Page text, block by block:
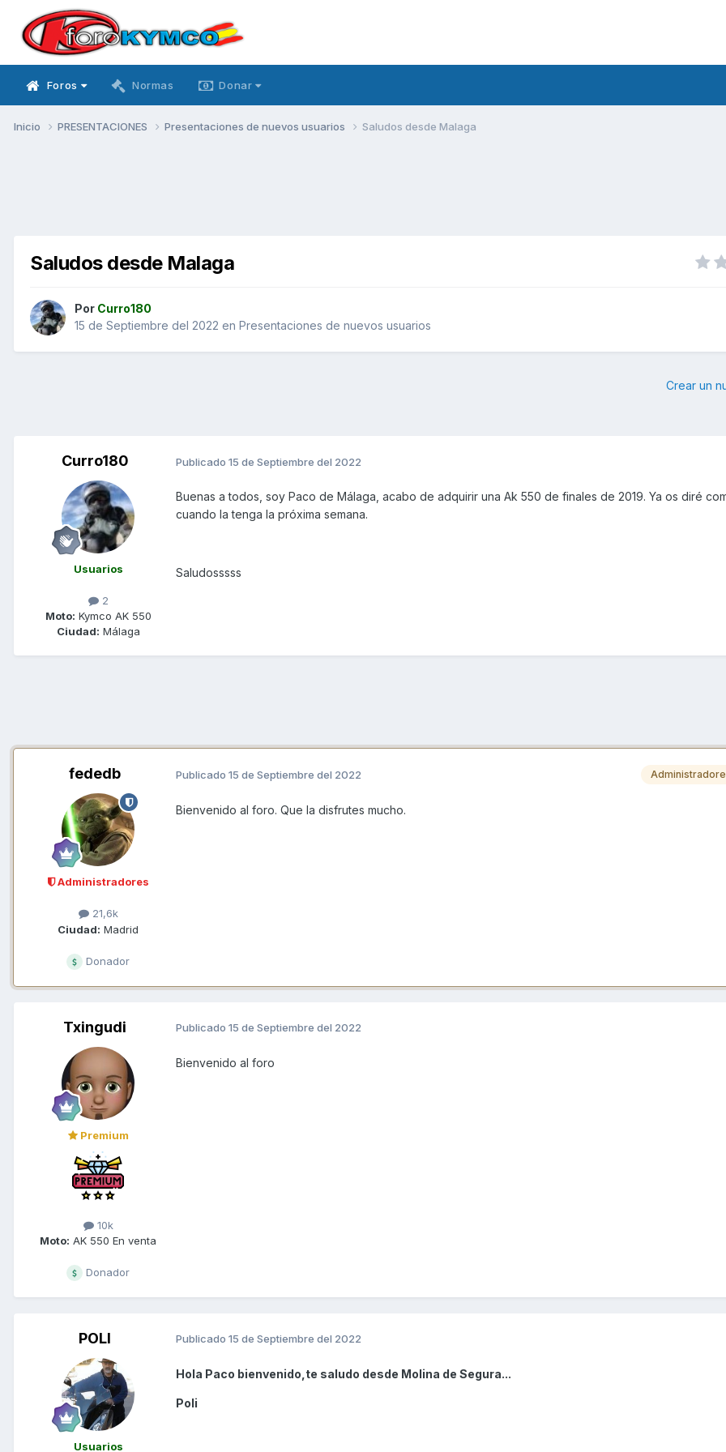
Foros Normas Donar
Inicio PRESENTACIONES Presentaciones de nuevos usuarios Saludos desde Malaga
Saludos desde Malaga
Por Curro180
15 de Septiembre del 2022 en Presentaciones de nuevos usuarios
Crear un
Curro180
Usuarios
2
Moto: Kymco AK 550
Ciudad: Málaga
Publicado 15 de Septiembre del 2022
Buenas a todos, soy Paco de Málaga, acabo de adquirir una Ak 550 de finales de 2019. Ya os diré
cuando la tenga la próxima semana.
Saludosssss
fededb
Administradores
21,6k
Ciudad: Madrid
Donador
Publicado 15 de Septiembre del 2022
Bienvenido al foro. Que la disfrutes mucho.
Txingudi
Premium
10k
Moto: AK 550 En venta
Donador
Publicado 15 de Septiembre del 2022
Bienvenido al foro
POLI
Usuarios
Publicado 15 de Septiembre del 2022
Hola Paco bienvenido,te saludo desde Molina de Segura...
Poli